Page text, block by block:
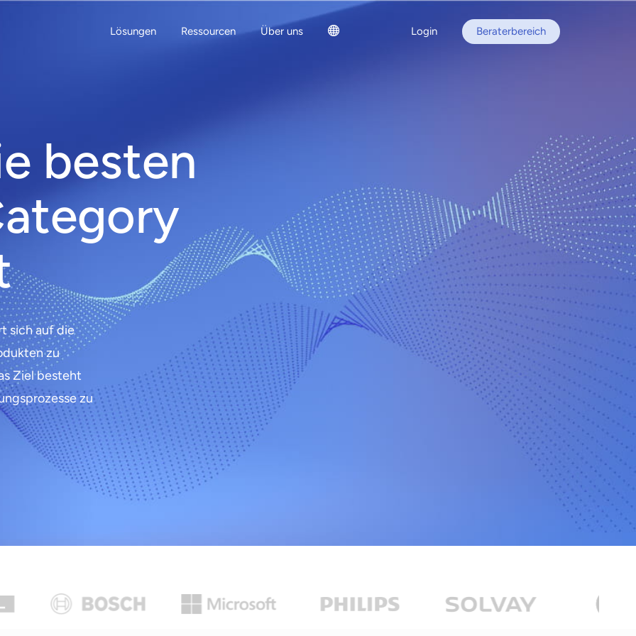
Lösungen Ressourcen Über uns Login Beraterbereich
besten
sich auf die
zu
Ziel besteht
zu